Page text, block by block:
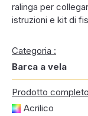
ralinga per
istruzioni e kit di
Categoria :
Barca a vela
Prodotto
Acrilico